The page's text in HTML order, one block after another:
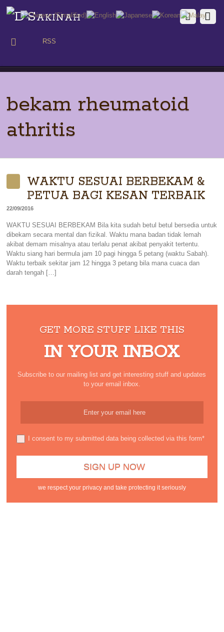
RSS
bekam rheumatoid
athritis
WAKTU SESUAI BERBEKAM &
PETUA BAGI KESAN TERBAIK
22/09/2016
WAKTU SESUAI BERBEKAM Bila kita sudah betul betul bersedia untuk
dibekam secara mental dan fizikal. Waktu mana badan tidak lemah
akibat demam misalnya atau terlalu penat akibat penyakit tertentu.
Waktu siang hari bermula jam 10 pagi hingga 5 petang (waktu Sabah).
Waktu terbaik sekitar jam 12 hingga 3 petang bila mana cuaca dan
darah tengah […]
GET MORE STUFF LIKE THIS
IN YOUR INBOX
Subscribe to our mailing list and get interesting stuff and updates
to your email inbox.
I consent to my submitted data being collected via this form*
we respect your privacy and take protecting it seriously